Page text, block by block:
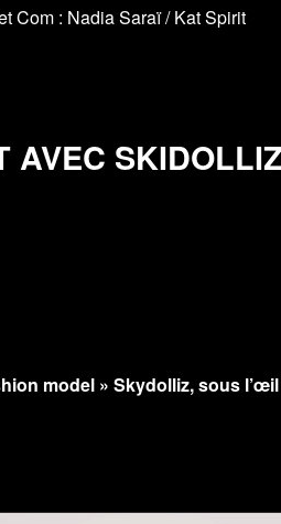
Com : Nadia Saraï / Kat Spirit
AVEC
model » Skydolliz, sous